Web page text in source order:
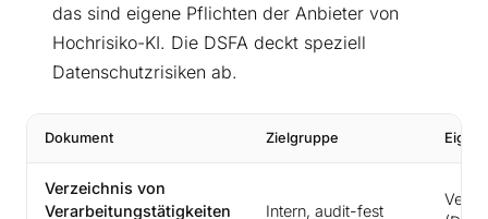
das sind eigene Pflichten der Anbieter von
Hochrisiko-KI. Die DSFA deckt speziell
Datenschutzrisiken ab.
Dokument Zielgruppe Eigner
Verzeichnis von
Verarbeitungstätigkeiten
Intern, audit-fest